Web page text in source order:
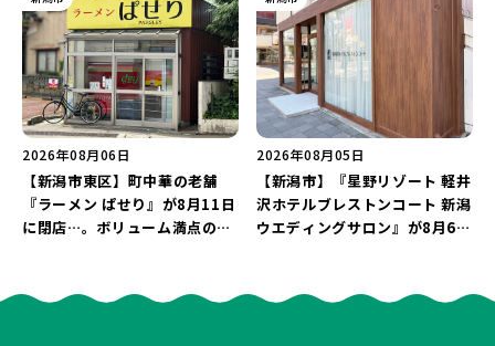
う♪
2026年08月06日
【新潟市東区】町中華の老舗
『ラーメン ぱせり』が8月11日
に閉店…。ボリューム満点の名
2026年08月05日
【新潟市】『星野リゾート 軽井
沢ホテルブレストンコート 新潟
ウエディングサロン』が8月6日